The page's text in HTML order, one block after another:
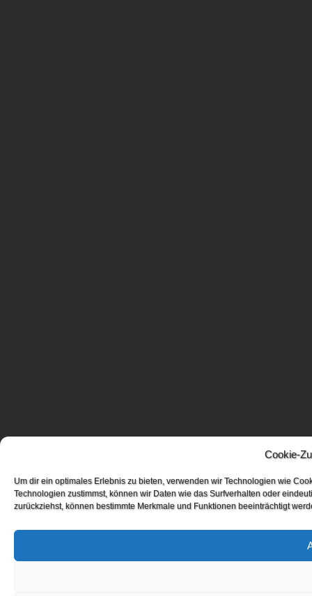
Cookie-
Um dir ein optimales Erlebnis zu bieten, verwenden wir Technologien wie
Technologien zustimmst, können wir Daten wie das Surfverhalten oder
zurückziehst, können bestimmte Merkmale und Funktionen beeinträchtigt